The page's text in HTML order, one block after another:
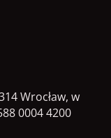
Wrocław, w
0004 4200